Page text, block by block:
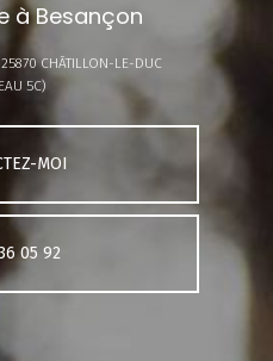
à Besançon
25870 CHÂTILLON-LE-DUC
5C)
MOI
05 92